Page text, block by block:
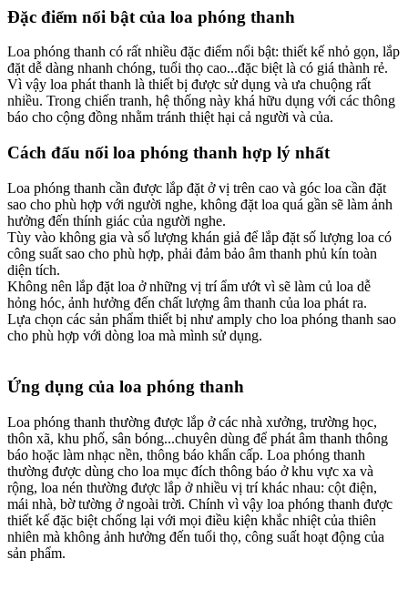
Đặc điểm nổi bật của loa phóng thanh
Loa phóng thanh có rất nhiều đặc điểm nổi bật: thiết kế nhỏ gọn, lắp
đặt dễ dàng nhanh chóng, tuổi thọ cao...đặc biệt là có giá thành rẻ.
Vì vậy loa phát thanh là thiết bị được sử dụng và ưa chuộng rất
nhiều. Trong chiến tranh, hệ thống này khá hữu dụng với các thông
báo cho cộng đồng nhằm tránh thiệt hại cả người và của.
Cách đấu nối loa phóng thanh hợp lý nhất
Loa phóng thanh cần được lắp đặt ở vị trên cao và góc loa cần đặt
sao cho phù hợp với người nghe, không đặt loa quá gần sẽ làm ảnh
hưởng đến thính giác của người nghe.
Tùy vào không gia và số lượng khán giả để lắp đặt số lượng loa có
công suất sao cho phù hợp, phải đảm bảo âm thanh phủ kín toàn
diện tích.
Không nên lắp đặt loa ở những vị trí ẩm ướt vì sẽ làm củ loa dễ
hỏng hóc, ảnh hưởng đến chất lượng âm thanh của loa phát ra.
Lựa chọn các sản phẩm thiết bị như amply cho loa phóng thanh sao
cho phù hợp với dòng loa mà mình sử dụng.
Ứng dụng của loa phóng thanh
Loa phóng thanh thường được lắp ở các nhà xưởng, trường học,
thôn xã, khu phố, sân bóng...chuyên dùng để phát âm thanh thông
báo hoặc làm nhạc nền, thông báo khẩn cấp. Loa phóng thanh
thường được dùng cho loa mục đích thông báo ở khu vực xa và
rộng, loa nén thường được lắp ở nhiều vị trí khác nhau: cột điện,
mái nhà, bờ tường ở ngoài trời. Chính vì vậy loa phóng thanh được
thiết kế đặc biệt chống lại với mọi điều kiện khắc nhiệt của thiên
nhiên mà không ảnh hưởng đến tuổi thọ, công suất hoạt động của
sản phẩm.